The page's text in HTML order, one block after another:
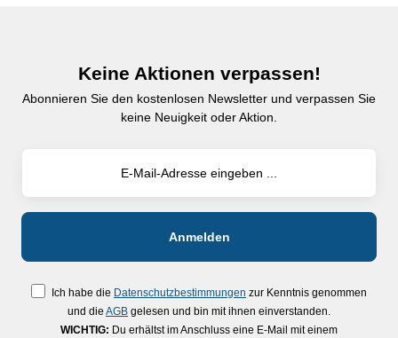
Keine Aktionen verpassen!
Abonnieren Sie den kostenlosen Newsletter und verpassen Sie
keine Neuigkeit oder Aktion.
Ich habe die Datenschutzbestimmungen zur Kenntnis genommen
und die AGB gelesen und bin mit ihnen einverstanden.
WICHTIG: Du erhältst im Anschluss eine E-Mail mit einem